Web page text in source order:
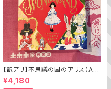
【訳アリ】不思議の国のアリス（Alic
e’s Adventures in WONDERL
AND）
¥4,180